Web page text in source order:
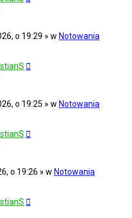
o 19:29 » w Notowania
o 19:25 » w Notowania
o 19:26 » w Notowania